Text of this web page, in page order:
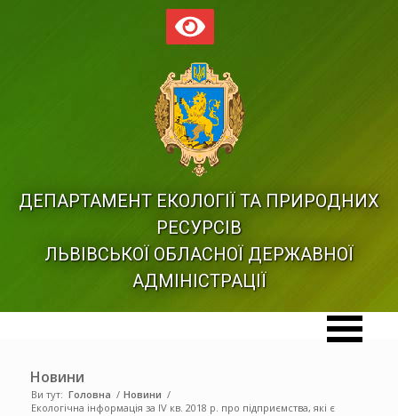
ДЕПАРТАМЕНТ ЕКОЛОГІЇ ТА ПРИРОДНИХ
РЕСУРСІВ
ЛЬВІВСЬКОЇ ОБЛАСНОЇ ДЕРЖАВНОЇ
АДМІНІСТРАЦІЇ
Новини
Ви тут: Головна / Новини /
Екологічна інформація за ІV кв. 2018 р. про підприємства, які є